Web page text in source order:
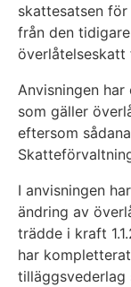
skattesatsen
från den
överlåtelseskatt
Anvisningen
som gäller
eftersom
I anvisningen
ändring av
trädde i kraft
har